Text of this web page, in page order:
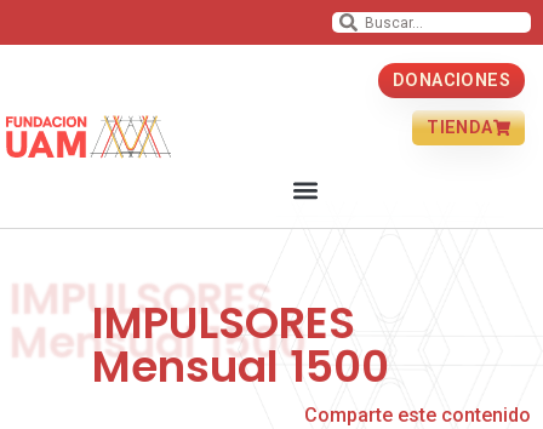
TIENDA
DONACIONES
IMPULSORES
Mensual 1500
Comparte este contenido